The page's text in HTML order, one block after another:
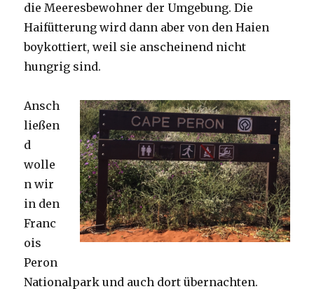
die Meeresbewohner der Umgebung. Die
Haifütterung wird dann aber von den Haien
boykottiert, weil sie anscheinend nicht
hungrig sind.
Ansch
ließen
d
wolle
n wir
in den
Franc
ois
Peron
Nationalpark und auch dort übernachten.